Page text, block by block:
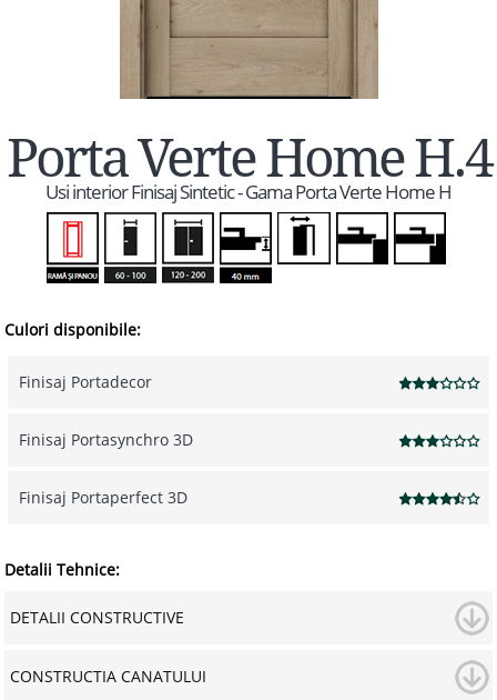
Porta Verte Home H.4
Usi interior Finisaj Sintetic - Gama Porta Verte Home H
Culori disponibile:
Finisaj Portadecor
Finisaj Portasynchro 3D
Finisaj Portaperfect 3D
Detalii Tehnice:
DETALII CONSTRUCTIVE
CONSTRUCTIA CANATULUI